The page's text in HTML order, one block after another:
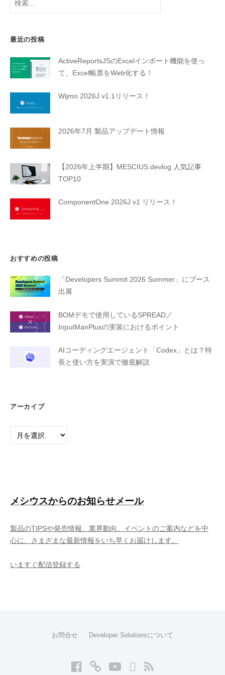
最近の投稿
ActiveReportsJSのExcelインポート機能を使っ
て、Excel帳票をWeb化する！
Wijmo 2026J v1.1リリース！
2026年7月 製品アップデート情報
【2026年上半期】MESCIUS.devlog 人気記事
TOP10
ComponentOne 2026J v1 リリース！
おすすめの投稿
「Developers Summit 2026 Summer」にブース
出展
BOMデモで使用しているSPREAD／
InputManPlusの実装におけるポイント
AIコーディングエージェント「Codex」とは？特
長と使い方を実演で徹底解説
アーカイブ
ア
メシウスからのお知らせメール
製品のTIPSや発売情報、業界動向、イベントのご案内などを中
心に、さまざまな最新情報をいち早くお届けします。
いますぐ配信登録する
お問合せ Developer Solutionsについて
Facebook
TwitterYouTubeLinkedIn